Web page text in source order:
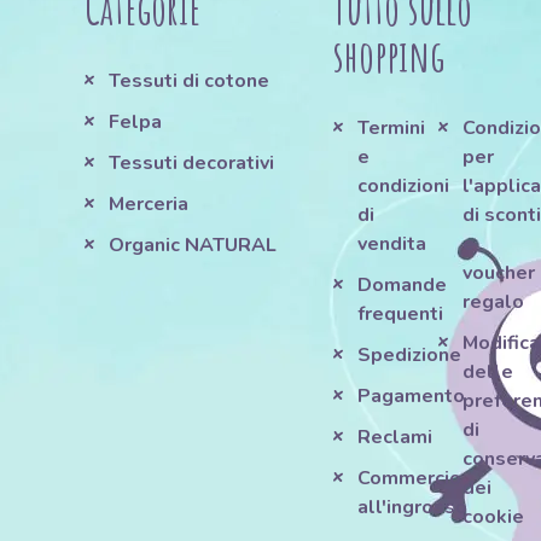
Tessuti di cotone
Felpa
Tessuti decorativi
Merceria
Organic NATURAL
shopping
Termini
e
condizioni
di
vendita
Domande
frequenti
Spedizione
Pagamento
Reclami
Commercio
all'ingrosso
per
di sconti
e
voucher
regalo
Modifica
delle
di
dei
cookie